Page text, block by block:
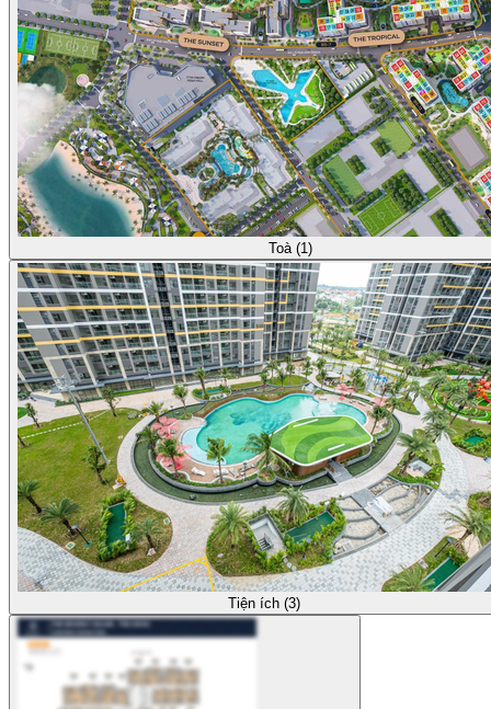
Toà (1)
Tiện ích (3)